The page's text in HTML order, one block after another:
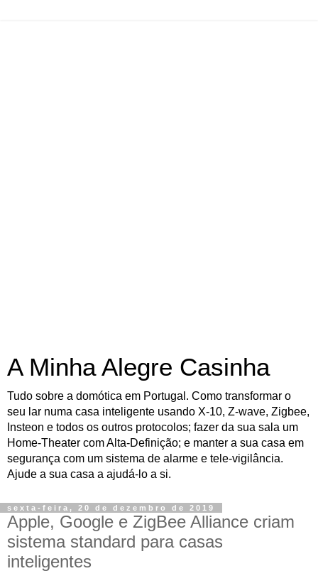
A Minha Alegre Casinha
Tudo sobre a domótica em Portugal. Como transformar o
seu lar numa casa inteligente usando X-10, Z-wave, Zigbee,
Insteon e todos os outros protocolos; fazer da sua sala um
Home-Theater com Alta-Definição; e manter a sua casa em
segurança com um sistema de alarme e tele-vigilância.
Ajude a sua casa a ajudá-lo a si.
sexta-feira, 20 de dezembro de 2019
Apple, Google e ZigBee Alliance criam
sistema standard para casas
inteligentes